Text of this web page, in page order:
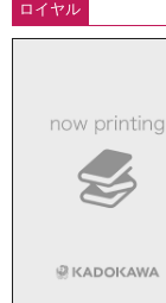
ロイヤル